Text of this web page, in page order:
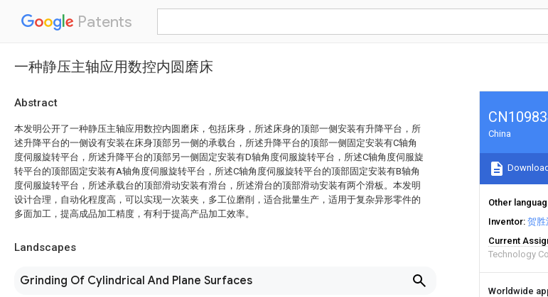
Patents
一种静压主轴应用数控内圆磨床
Abstract
本发明公开了一种静压主轴应用数控内圆磨床，包括床身，所述床身的顶部一侧安装有升降平台，所
述升降平台的一侧设有安装在床身顶部另一侧的承载台，所述升降平台的顶部一侧固定安装有C轴角
度伺服旋转平台，所述升降平台的顶部另一侧固定安装有D轴角度伺服旋转平台，所述C轴角度伺服旋
转平台的顶部固定安装有A轴角度伺服旋转平台，所述C轴角度伺服旋转平台的顶部固定安装有B轴角
度伺服旋转平台，所述承载台的顶部滑动安装有滑台，所述滑台的顶部滑动安装有两个滑板。本发明
设计合理，自动化程度高，可以实现一次装夹，多工位磨削，适合批量生产，适用于复杂异形零件的
多面加工，提高成品加工精度，有利于提高产品加工效率。
Landscapes
Grinding Of Cylindrical And Plane Surfaces
China
Other
Inventor 贺胜
Current
Technology
Worldwide